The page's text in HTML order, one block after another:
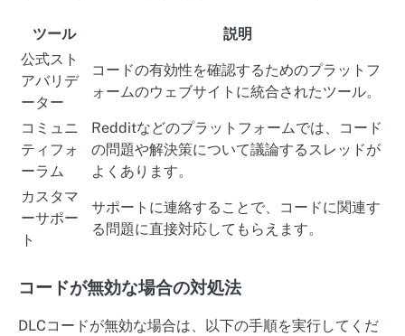
ツール
説明
公式スト
アバリデ
ーター
コードの有効性を確認するためのプラットフ
ォームのウェブサイトに統合されたツール。
コミュニ
ティフォ
ーラム
Redditなどのプラットフォームでは、コード
の問題や解決策について議論するスレッドが
よくあります。
カスタマ
ーサポー
ト
サポートに連絡することで、コードに関連す
る問題に直接対応してもらえます。
コードが無効な場合の対処法
DLCコードが無効な場合は、以下の手順を実行してくだ